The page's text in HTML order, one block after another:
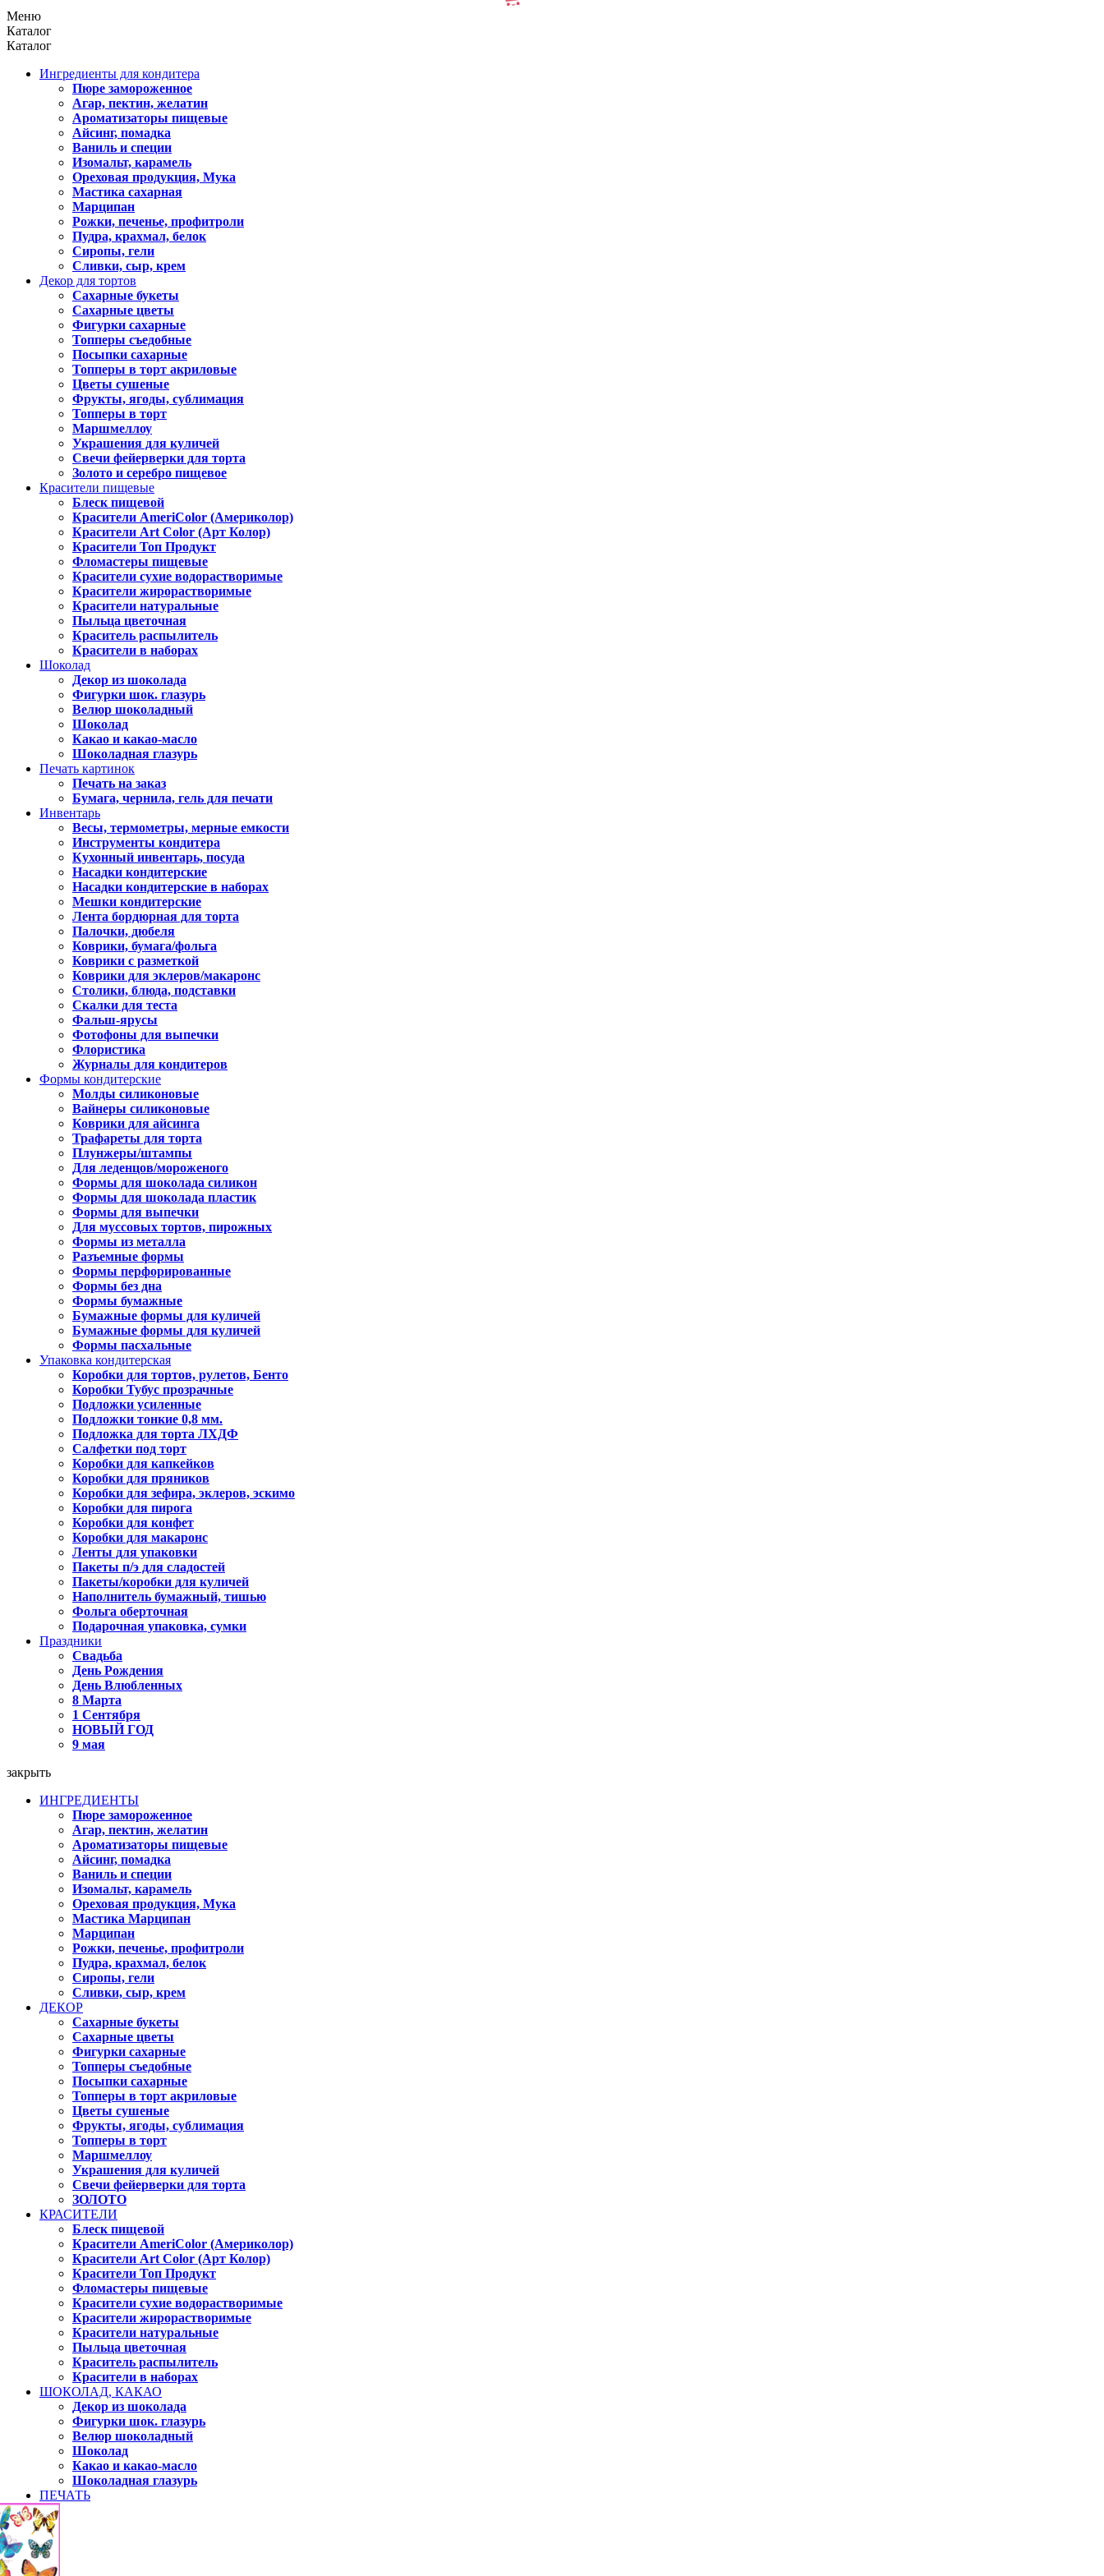
Меню
Каталог
Каталог
Ингредиенты для кондитера
Пюре замороженное
Агар, пектин, желатин
Ароматизаторы пищевые
Айсинг, помадка
Ваниль и специи
Изомальт, карамель
Ореховая продукция, Мука
Мастика сахарная
Марципан
Рожки, печенье, профитроли
Пудра, крахмал, белок
Сиропы, гели
Сливки, сыр, крем
Декор для тортов
Сахарные букеты
Сахарные цветы
Фигурки сахарные
Топперы съедобные
Посыпки сахарные
Топперы в торт акриловые
Цветы сушеные
Фрукты, ягоды, сублимация
Топперы в торт
Маршмеллоу
Украшения для куличей
Свечи фейерверки для торта
Золото и серебро пищевое
Красители пищевые
Блеск пищевой
Красители AmeriColor (Америколор)
Красители Art Color (Арт Колор)
Красители Топ Продукт
Фломастеры пищевые
Красители сухие водорастворимые
Красители жирорастворимые
Красители натуральные
Пыльца цветочная
Краситель распылитель
Красители в наборах
Шоколад
Декор из шоколада
Фигурки шок. глазурь
Велюр шоколадный
Шоколад
Какао и какао-масло
Шоколадная глазурь
Печать картинок
Печать на заказ
Бумага, чернила, гель для печати
Инвентарь
Весы, термометры, мерные емкости
Инструменты кондитера
Кухонный инвентарь, посуда
Насадки кондитерские
Насадки кондитерские в наборах
Мешки кондитерские
Лента бордюрная для торта
Палочки, дюбеля
Коврики, бумага/фольга
Коврики с разметкой
Коврики для эклеров/макаронс
Столики, блюда, подставки
Скалки для теста
Фальш-ярусы
Фотофоны для выпечки
Флористика
Журналы для кондитеров
Формы кондитерские
Молды силиконовые
Вайнеры силиконовые
Коврики для айсинга
Трафареты для торта
Плунжеры/штампы
Для леденцов/мороженого
Формы для шоколада силикон
Формы для шоколада пластик
Формы для выпечки
Для муссовых тортов, пирожных
Формы из металла
Разъемные формы
Формы перфорированные
Формы без дна
Формы бумажные
Бумажные формы для куличей
Бумажные формы для куличей
Формы пасхальные
Упаковка кондитерская
Коробки для тортов, рулетов, Бенто
Коробки Тубус прозрачные
Подложки усиленные
Подложки тонкие 0,8 мм.
Подложка для торта ЛХДФ
Салфетки под торт
Коробки для капкейков
Коробки для пряников
Коробки для зефира, эклеров, эскимо
Коробки для пирога
Коробки для конфет
Коробки для макаронс
Ленты для упаковки
Пакеты п/э для сладостей
Пакеты/коробки для куличей
Наполнитель бумажный, тишью
Фольга оберточная
Подарочная упаковка, сумки
Праздники
Свадьба
День Рождения
День Влюбленных
8 Марта
1 Сентября
НОВЫЙ ГОД
9 мая
закрыть
ИНГРЕДИЕНТЫ
Пюре замороженное
Агар, пектин, желатин
Ароматизаторы пищевые
Айсинг, помадка
Ваниль и специи
Изомальт, карамель
Ореховая продукция, Мука
Мастика Марципан
Марципан
Рожки, печенье, профитроли
Пудра, крахмал, белок
Сиропы, гели
Сливки, сыр, крем
ДЕКОР
Сахарные букеты
Сахарные цветы
Фигурки сахарные
Топперы съедобные
Посыпки сахарные
Топперы в торт акриловые
Цветы сушеные
Фрукты, ягоды, сублимация
Топперы в торт
Маршмеллоу
Украшения для куличей
Свечи фейерверки для торта
ЗОЛОТО
КРАСИТЕЛИ
Блеск пищевой
Красители AmeriColor (Америколор)
Красители Art Color (Арт Колор)
Красители Топ Продукт
Фломастеры пищевые
Красители сухие водорастворимые
Красители жирорастворимые
Красители натуральные
Пыльца цветочная
Краситель распылитель
Красители в наборах
ШОКОЛАД, КАКАО
Декор из шоколада
Фигурки шок. глазурь
Велюр шоколадный
Шоколад
Какао и какао-масло
Шоколадная глазурь
ПЕЧАТЬ